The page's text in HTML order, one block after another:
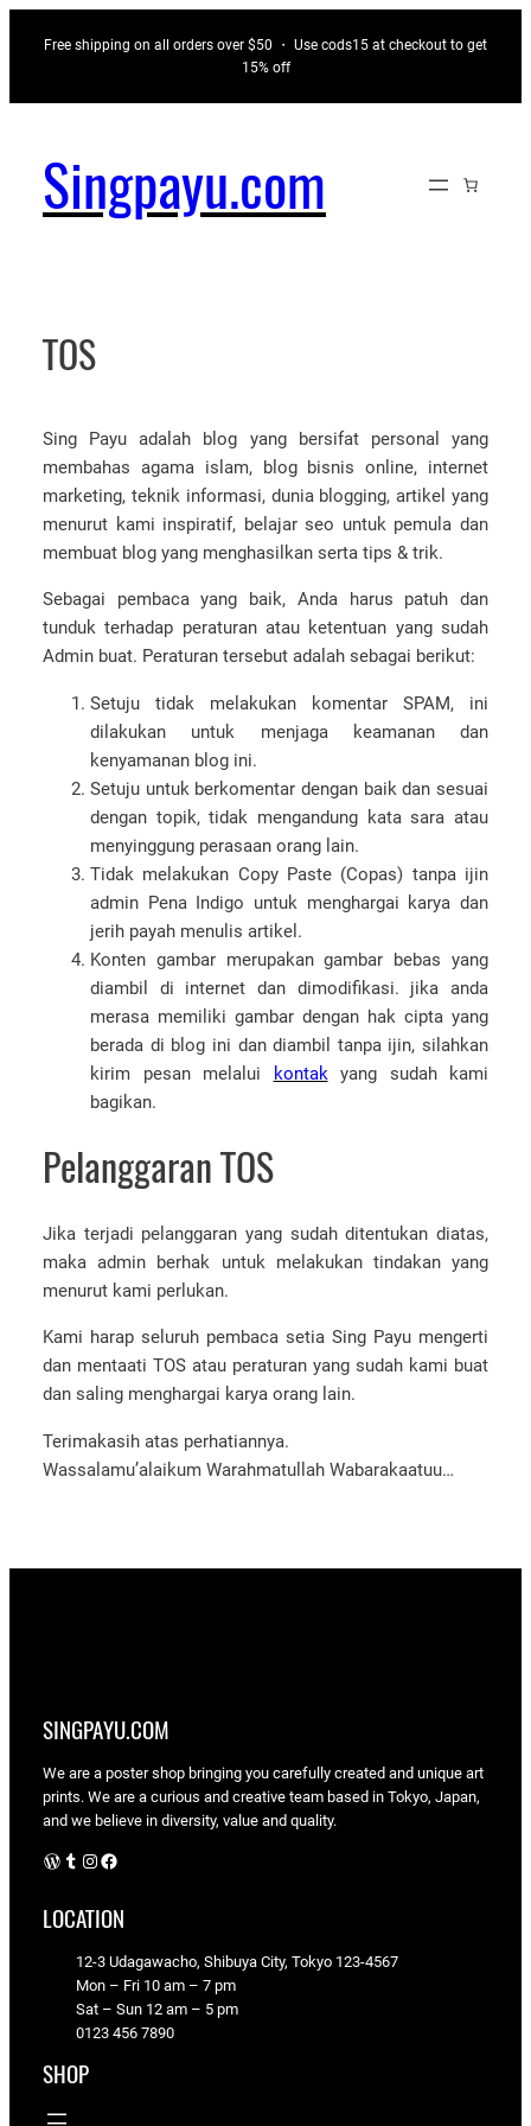
Free shipping on all orders over $50 ・ Use cods15 at checkout to get
15% off
Singpayu.com
TOS
Sing Payu adalah blog yang bersifat personal yang
membahas agama islam, blog bisnis online, internet
marketing, teknik informasi, dunia blogging, artikel yang
menurut kami inspiratif, belajar seo untuk pemula dan
membuat blog yang menghasilkan serta tips & trik.
Sebagai pembaca yang baik, Anda harus patuh dan
tunduk terhadap peraturan atau ketentuan yang sudah
Admin buat. Peraturan tersebut adalah sebagai berikut:
Setuju tidak melakukan komentar SPAM, ini
dilakukan untuk menjaga keamanan dan
kenyamanan blog ini.
Setuju untuk berkomentar dengan baik dan sesuai
dengan topik, tidak mengandung kata sara atau
menyinggung perasaan orang lain.
Tidak melakukan Copy Paste (Copas) tanpa ijin
admin Pena Indigo untuk menghargai karya dan
jerih payah menulis artikel.
Konten gambar merupakan gambar bebas yang
diambil di internet dan dimodifikasi. jika anda
merasa memiliki gambar dengan hak cipta yang
berada di blog ini dan diambil tanpa ijin, silahkan
kirim pesan melalui
kontakyang sudah kami
bagikan.
Pelanggaran TOS
Jika terjadi pelanggaran yang sudah ditentukan diatas,
maka admin berhak untuk melakukan tindakan yang
menurut kami perlukan.
Kami harap seluruh pembaca setia Sing Payu mengerti
dan mentaati TOS atau peraturan yang sudah kami buat
dan saling menghargai karya orang lain.
Terimakasih atas perhatiannya.
Wassalamu’alaikum Warahmatullah Wabarakaatuu…
SINGPAYU.COM
We are a poster shop bringing you carefully created and unique art
prints. We are a curious and creative team based in Tokyo, Japan,
and we believe in diversity, value and quality.
WordPress Instagram Facebook
LOCATION
12-3 Udagawacho, Shibuya City, Tokyo 123-4567
Mon – Fri 10 am – 7 pm
Sat – Sun 12 am – 5 pm
0123 456 7890
SHOP